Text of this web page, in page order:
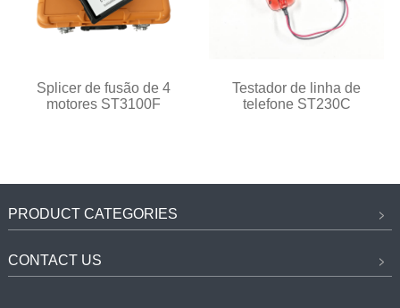
Splicer de fusão de 4
motores ST3100F
Testador de linha de
telefone ST230C
PRODUCT CATEGORIES
CONTACT US